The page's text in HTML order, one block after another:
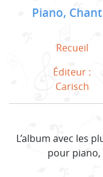
Piano,
Recueil
Éditeur :
Carisch
L’album avec les
pour piano,